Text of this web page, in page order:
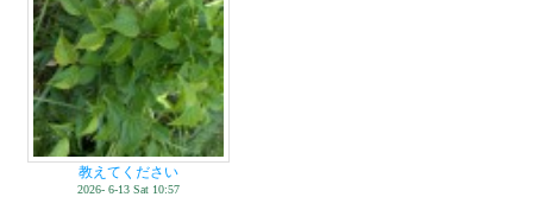
教えてください
2026- 6-13 Sat 10:57